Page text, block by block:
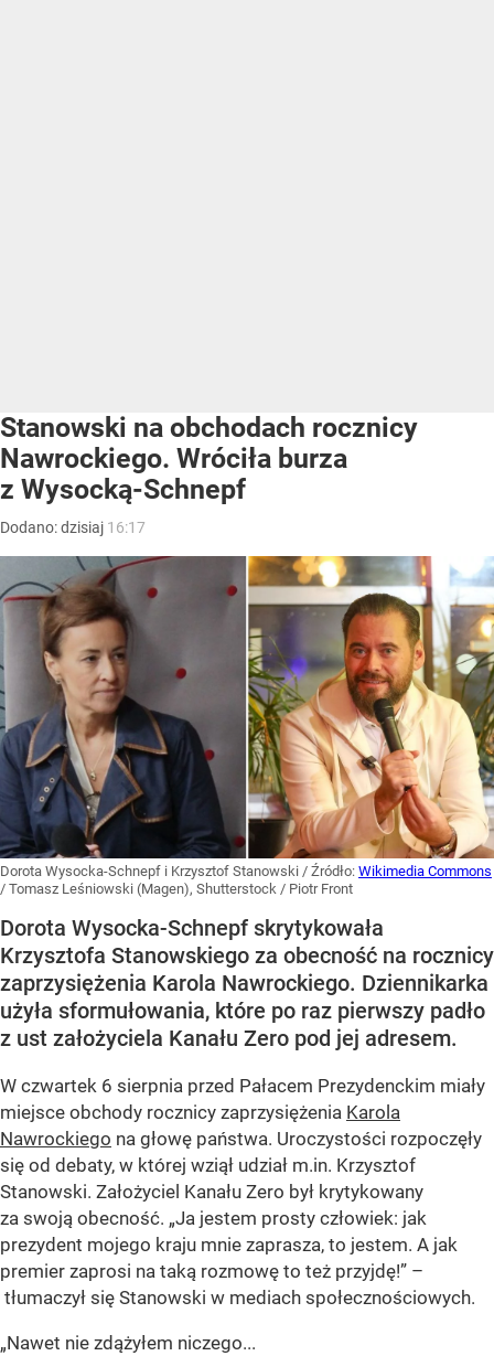
Stanowski na obchodach rocznicy
Nawrockiego. Wróciła burza
z Wysocką-Schnepf
Dodano:dzisiaj 16:17
Dorota Wysocka-Schnepf i Krzysztof Stanowski / Źródło: Wikimedia Commons
/ Tomasz Leśniowski (Magen), Shutterstock / Piotr Front
Dorota Wysocka-Schnepf skrytykowała
Krzysztofa Stanowskiego za obecność na rocznicy
zaprzysiężenia Karola Nawrockiego. Dziennikarka
użyła sformułowania, które po raz pierwszy padło
z ust założyciela Kanału Zero pod jej adresem.
W czwartek 6 sierpnia przed Pałacem Prezydenckim miały
miejsce obchody rocznicy zaprzysiężenia Karola
Nawrockiego na głowę państwa. Uroczystości rozpoczęły
się od debaty, w której wziął udział m.in. Krzysztof
Stanowski. Założyciel Kanału Zero był krytykowany
za swoją obecność. „Ja jestem prosty człowiek: jak
prezydent mojego kraju mnie zaprasza, to jestem. A jak
premier zaprosi na taką rozmowę to też przyjdę!” –
tłumaczył się Stanowski w mediach społecznościowych.
„Nawet nie zdążyłem niczego...